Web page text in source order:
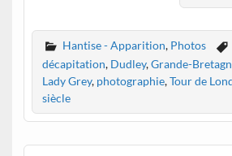
Hantise - Apparition, Photos
décapitation, Dudley,Grande-
Lady Grey, photographie,Tour de
siècle